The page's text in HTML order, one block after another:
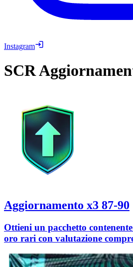
Instagram
SCR
Aggiornamento x3 87-90
Ottieni un pacchetto
oro rari con valutazione